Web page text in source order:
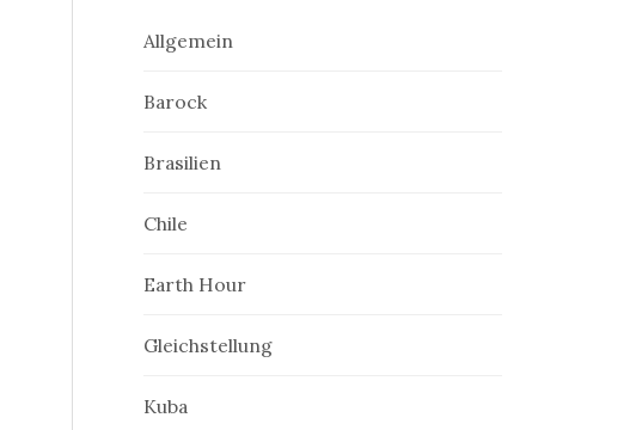
Allgemein
Barock
Brasilien
Chile
Earth Hour
Gleichstellung
Kuba